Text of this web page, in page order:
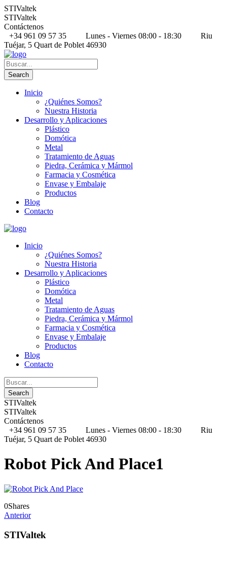
STIValtek
STIValtek
Contáctenos
+34 961 09 57 35
Lunes - Viernes 08:00 - 18:30
Riu
Tuéjar, 5 Quart de Poblet 46930
Inicio
¿Quiénes Somos?
Nuestra Historia
Desarrollo y Aplicaciones
Plástico
Domótica
Metal
Tratamiento de Aguas
Piedra, Cerámica y Mármol
Farmacia y Cosmética
Envase y Embalaje
Productos
Blog
Contacto
Inicio
¿Quiénes Somos?
Nuestra Historia
Desarrollo y Aplicaciones
Plástico
Domótica
Metal
Tratamiento de Aguas
Piedra, Cerámica y Mármol
Farmacia y Cosmética
Envase y Embalaje
Productos
Blog
Contacto
STIValtek
STIValtek
Contáctenos
+34 961 09 57 35
Lunes - Viernes 08:00 - 18:30
Riu
Tuéjar, 5 Quart de Poblet 46930
Robot Pick And Place1
0Shares
Anterior
STIValtek